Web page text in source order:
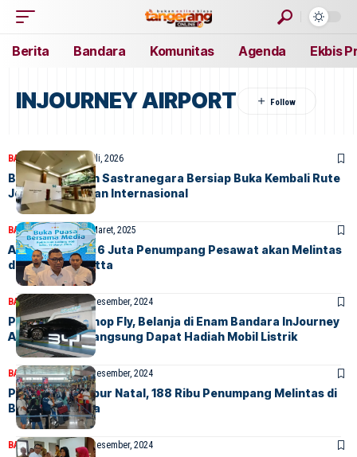
Berita Bandara Komunitas Agenda Ekbis
INJOURNEY AIRPORT
BANDARA BERITA7 Juli, 2026
Bandara Husein Sastranegara Bersiap Buka Kembali Rute
Jet Domestik dan Internasional
BANDARABERITA20 Maret, 2025
Angleb 2025: 3,6 Juta Penumpang Pesawat akan Melintas
di Bandara Soetta
BANDARABERITA30 Desember, 2024
Program Eat Shop Fly, Belanja di Enam Bandara InJourney
Airports Bisa Langsung Dapat Hadiah Mobil Listrik
BANDARABERITA24 Desember, 2024
Puncak Arus Libur Natal, 188 Ribu Penumpang Melintas di
Bandara Soetta
BANDARA BERITA24 Desember, 2024